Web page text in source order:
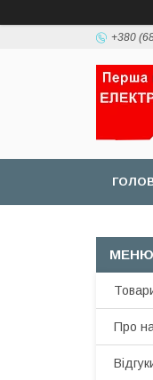
+380
Про